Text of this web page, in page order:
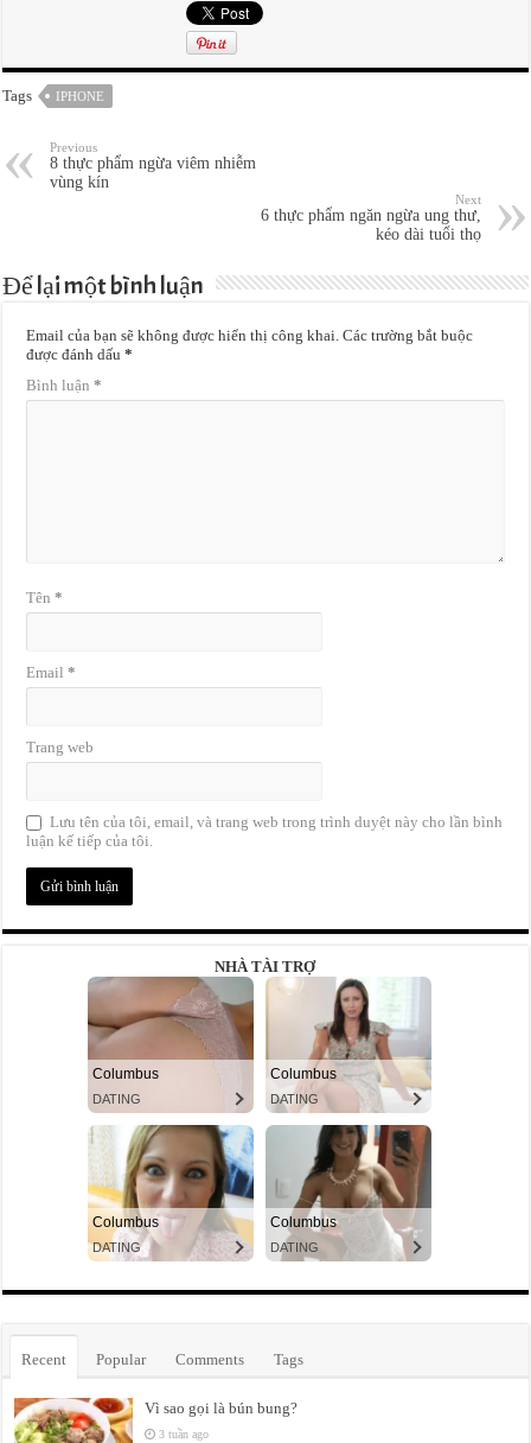
Tags IPHONE
Previous
8 thực phẩm ngừa viêm nhiễm
vùng kín
Next
6 thực phẩm ngăn ngừa ung thư,
kéo dài tuổi thọ
Để lại một bình luận
Email của bạn sẽ không được hiển thị công khai. Các trường bắt buộc
được đánh dấu*
Bình luận*
Tên*
Email*
Trang web
Lưu tên của tôi, email, và trang web trong trình duyệt này cho lần bình
luận kế tiếp của tôi.
NHÀ TÀI TRỢ
Recent Popular Comments Tags
Vì sao gọi là bún bung?
3 tuần ago